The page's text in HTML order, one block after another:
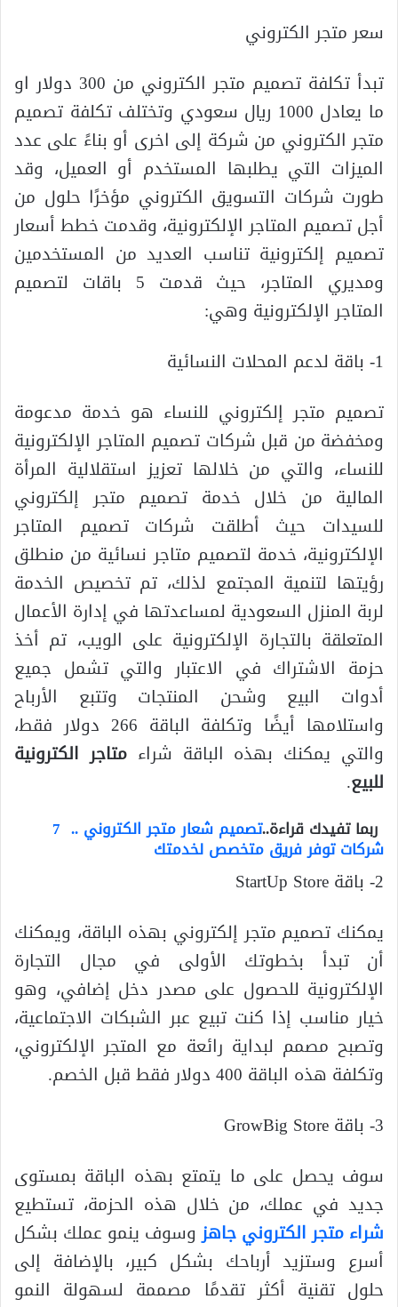
سعر متجر الكتروني
تبدأ تكلفة تصميم متجر الكتروني من 300 دولار او
ما يعادل 1000 ريال سعودي وتختلف تكلفة تصميم
متجر الكتروني من شركة إلى اخرى أو بناءً على عدد
الميزات التي يطلبها المستخدم أو العميل، وقد
طورت شركات التسويق الكتروني مؤخرًا حلول من
أجل تصميم المتاجر الإلكترونية، وقدمت خطط أسعار
تصميم إلكترونية تناسب العديد من المستخدمين
ومديري المتاجر، حيث قدمت 5 باقات لتصميم
المتاجر الإلكترونية وهي:
1- باقة لدعم المحلات النسائية
تصميم متجر إلكتروني للنساء هو خدمة مدعومة
ومخفضة من قبل شركات تصميم المتاجر الإلكترونية
للنساء، والتي من خلالها تعزيز استقلالية المرأة
المالية من خلال خدمة تصميم متجر إلكتروني
للسيدات حيث أطلقت شركات تصميم المتاجر
الإلكترونية، خدمة لتصميم متاجر نسائية من منطلق
رؤيتها لتنمية المجتمع لذلك، تم تخصيص الخدمة
لربة المنزل السعودية لمساعدتها في إدارة الأعمال
المتعلقة بالتجارة الإلكترونية على الويب، تم أخذ
حزمة الاشتراك في الاعتبار والتي تشمل جميع
أدوات البيع وشحن المنتجات وتتبع الأرباح
واستلامها أيضًا وتكلفة الباقة 266 دولار فقط،
والتي يمكنك بهذه الباقة شراء متاجر الكترونية
للبيع.
ربما تفيدك قراءة.. تصميم شعار متجر الكتروني .. 7
شركات توفر فريق متخصص لخدمتك
2- باقة StartUp Store
يمكنك تصميم متجر إلكتروني بهذه الباقة، ويمكنك
أن تبدأ بخطوتك الأولى في مجال التجارة
الإلكترونية للحصول على مصدر دخل إضافي، وهو
خيار مناسب إذا كنت تبيع عبر الشبكات الاجتماعية،
وتصبح مصمم لبداية رائعة مع المتجر الإلكتروني،
وتكلفة هذه الباقة 400 دولار فقط قبل الخصم.
3- باقة GrowBig Store
سوف يحصل على ما يتمتع بهذه الباقة بمستوى
جديد في عملك، من خلال هذه الحزمة، تستطيع
شراء متجر الكتروني جاهزوسوف ينمو عملك بشكل
أسرع وستزيد أرباحك بشكل كبير، بالإضافة إلى
حلول تقنية أكثر تقدمًا مصممة لسهولة النمو